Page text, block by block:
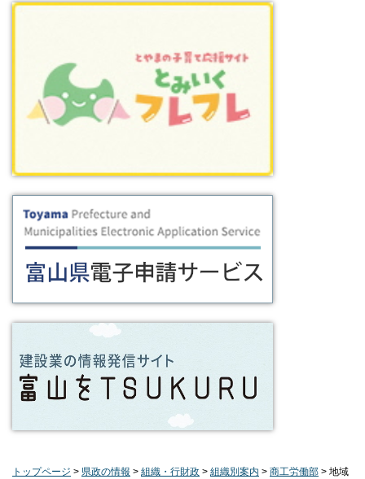
トップページ > 県政の情報 > 組織・行財政 > 組織別案内 > 商工労働部 > 地域